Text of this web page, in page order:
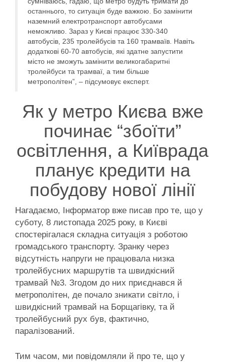
останнього, то ситуація буде важкою. Бо замінити
наземний електротранспорт автобусами
неможливо. Зараз у Києві працює 330-340
автобусів, 235 тролейбусів та 160 трамваїв. Навіть
додаткові 60-70 автобусів, які здатне запустити
місто не зможуть замінити великогабаритні
тролейбуси та трамваї, а тим більше
метрополітен”, – підсумовує експерт.
Як у метро Києва вже
починає “збоїти”
освітлення, а Київрада
планує кредити на
побудову нової лінії
Нагадаємо, Інформатор вже писав про те, що у
суботу, 8 листопада 2025 року, в Києві
спостерігалася складна ситуація з роботою
громадського транспорту. Зранку через
відсутність напруги не працювала низка
тролейбусних маршрутів та швидкісний
трамвай №3. Згодом до них приєднався й
метрополітен, де почало зникати світло, і
швидкісний трамвай на Борщагівку, та й
тролейбусний рух був, фактично,
паралізований.
Тим часом, ми повідомляли й про те, що у